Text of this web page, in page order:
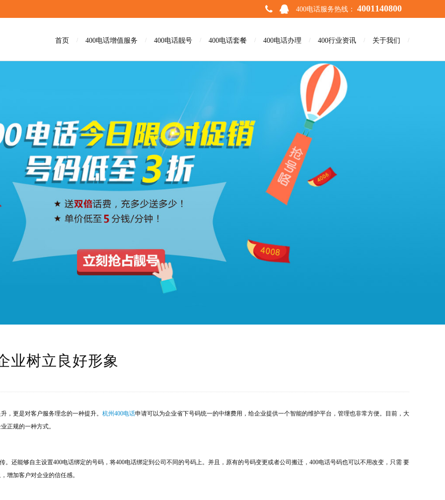
400电话服务热线： 4001140800
首页 / 400电话增值服务 / 400电话靓号 / 400电话套餐 / 400电话办理 / 400行业资讯 / 关于我们 /
业树立良好形象
，更是对客户服务理念的一种提升。 杭州400电话申请可以为企业省下号码统一的中继费用，给企业提供一个智能的维护平台，管理也非常方便。目前，大
正规的一种方式。
。还能够自主设置400电话绑定的号码，将400电话绑定到公司不同的号码上。并且，原有的号码变更或者公司搬迁，400电话号码也可以不用改变，只需 要
增加客户对企业的信任感。